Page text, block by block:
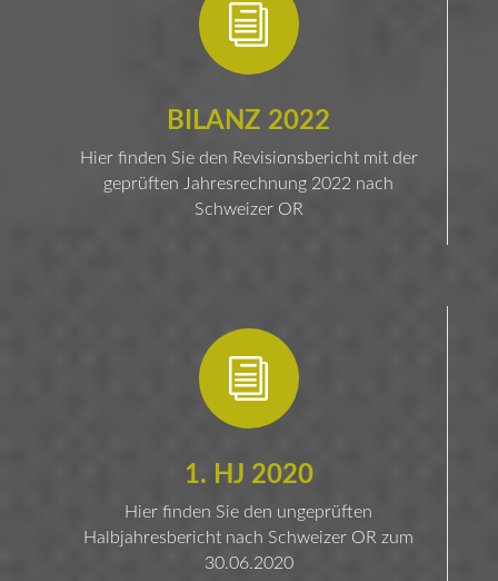
i
BILANZ 2022
Hier finden Sie den Revisionsbericht mit der
geprüften Jahresrechnung 2022 nach
Schweizer OR
i
1. HJ 2020
Hier finden Sie den ungeprüften
Halbjahresbericht nach Schweizer OR zum
30.06.2020